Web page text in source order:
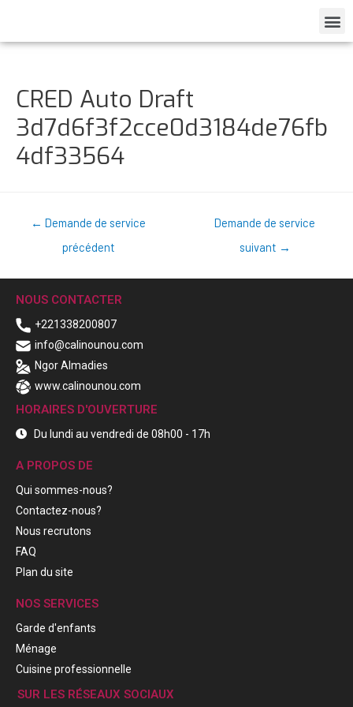
CRED Auto Draft
3d7d6f3f2cce0d3184de76fb
4df33564
← Demande de service
précédent
Demande de service
suivant →
NOUS CONTACTER
+221338200807
info@calinounou.com
Ngor Almadies
www.calinounou.com
HORAIRES D'OUVERTURE
Du lundi au vendredi de 08h00 - 17h
A PROPOS DE
Qui sommes-nous?
Contactez-nous?
Nous recrutons
FAQ
Plan du site
NOS SERVICES
Garde d'enfants
Ménage
Cuisine professionnelle
SUR LES RÉSEAUX SOCIAUX